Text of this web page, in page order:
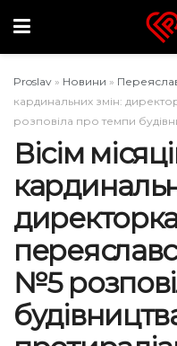
Proslav » Новини »
кардинальних змін:
розповіла про темпи
Вісім
№5